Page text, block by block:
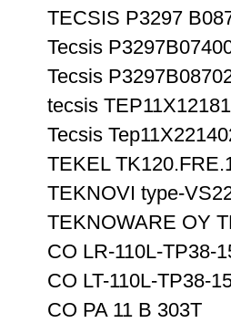
TECSIS P3297
Tecsis
Tecsis
tecsis
Tecsis
TEKEL
TEKNOVI type-
TEKNOWARE OY
CO LR-110L-TP38-
CO LT-110L-TP38-
CO PA 11 B 303T